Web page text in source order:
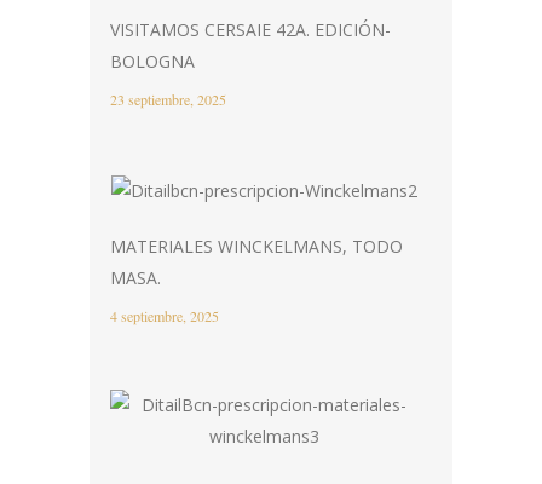
VISITAMOS CERSAIE 42A. EDICIÓN-
BOLOGNA
23 septiembre, 2025
MATERIALES WINCKELMANS, TODO
MASA.
4 septiembre, 2025